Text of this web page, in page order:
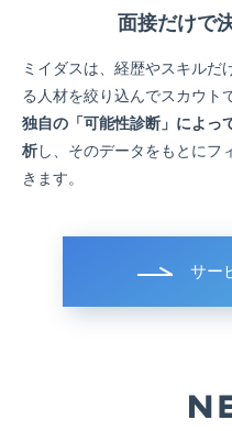
面接だけで
ミイダスは、経歴やスキルだ
る人材を絞り込んでスカウト
独自の「可能性診断」によっ
析し、そのデータをもとにフ
きます。
サー